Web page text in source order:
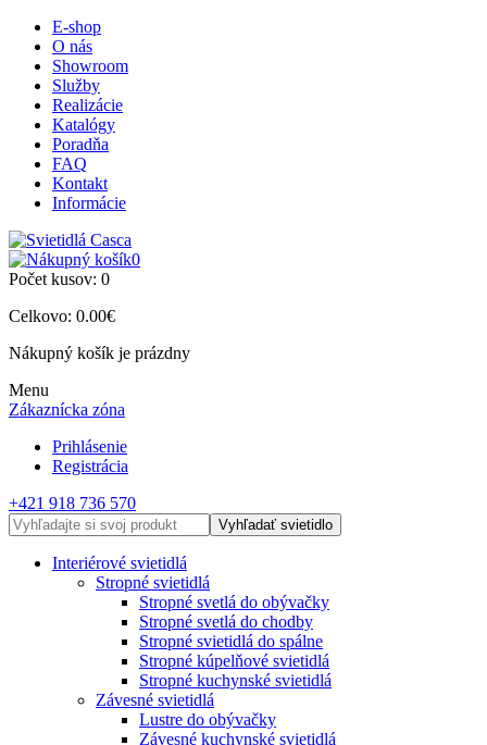
E-shop
O nás
Showroom
Služby
Realizácie
Katalógy
Poradňa
FAQ
Kontakt
Informácie
0
Počet kusov: 0
Celkovo: 0.00€
Nákupný košík je prázdny
Menu
Zákaznícka zóna
Prihlásenie
Registrácia
+421 918 736 570
Vyhľadať svietidlo
Interiérové svietidlá
Stropné svietidlá
Stropné svetlá do obývačky
Stropné svetlá do chodby
Stropné svietidlá do spálne
Stropné kúpelňové svietidlá
Stropné kuchynské svietidlá
Závesné svietidlá
Lustre do obývačky
Závesné kuchynské svietidlá